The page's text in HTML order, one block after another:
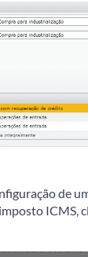
de
ICMS,